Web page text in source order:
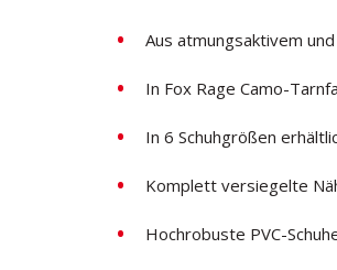
Aus atmungsaktivem
In Fox Rage Camo-
In 6 Schuhgrößen
Komplett versiegelte
Hochrobuste PVC-